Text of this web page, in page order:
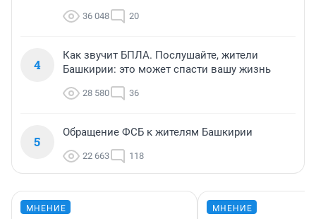
36 048 20
4
Как звучит БПЛА. Послушайте, жители
Башкирии: это может спасти вашу жизнь
28 580 36
5
Обращение ФСБ к жителям Башкирии
22 663 118
МНЕНИЕ МНЕНИЕ